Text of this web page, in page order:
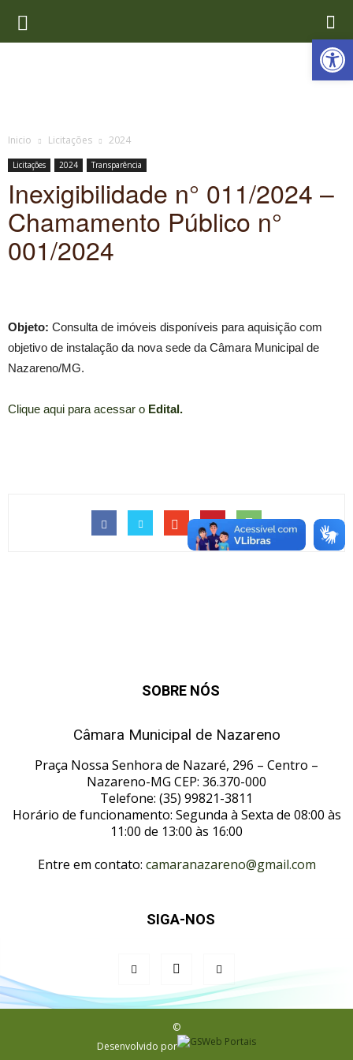
Inicio Licitações 2024
Licitações 2024 Transparência
Inexigibilidade n° 011/2024 –
Chamamento Público n°
001/2024
Objeto: Consulta de imóveis disponíveis para aquisição com
objetivo de instalação da nova sede da Câmara Municipal de
Nazareno/MG.
Clique aqui para acessar o Edital.
SOBRE NÓS
Câmara Municipal de Nazareno
Praça Nossa Senhora de Nazaré, 296 – Centro –
Nazareno-MG CEP: 36.370-000
Telefone: (35) 99821-3811
Horário de funcionamento: Segunda à Sexta de 08:00 às
11:00 de 13:00 às 16:00
Entre em contato: camaranazareno@gmail.com
SIGA-NOS
©
Desenvolvido por